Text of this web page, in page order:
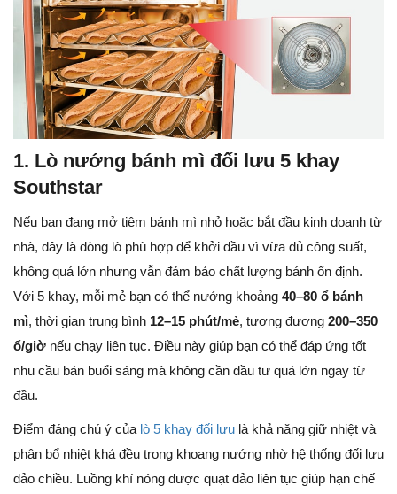
1. Lò nướng bánh mì đối lưu 5 khay
Southstar
Nếu bạn đang mở tiệm bánh mì nhỏ hoặc bắt đầu kinh doanh từ
nhà, đây là dòng lò phù hợp để khởi đầu vì vừa đủ công suất,
không quá lớn nhưng vẫn đảm bảo chất lượng bánh ổn định.
Với 5 khay, mỗi mẻ bạn có thể nướng khoảng 40–80 ổ bánh
mì, thời gian trung bình 12–15 phút/mẻ, tương đương 200–350
ổ/giờ nếu chạy liên tục. Điều này giúp bạn có thể đáp ứng tốt
nhu cầu bán buổi sáng mà không cần đầu tư quá lớn ngay từ
đầu.
Điểm đáng chú ý của lò 5 khay đối lưu là khả năng giữ nhiệt và
phân bổ nhiệt khá đều trong khoang nướng nhờ hệ thống đối lưu
đảo chiều. Luồng khí nóng được quạt đảo liên tục giúp hạn chế